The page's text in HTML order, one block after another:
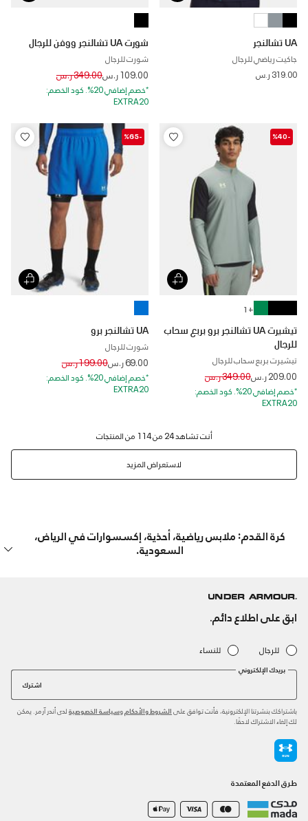
UA تشالنجر
جاكيت رياضي للرجال
319.00 ر.س
شورت UA تشالنجر ووفن للرجال
شورت للرجال
109.00 ر.س Price reduced from
349.00 ر.س to
*خصم إضافي 20%. كود الخصم:
EXTRA20
-%40
+ 1
تيشيرت UA تشالنجر برو بربع سحاب
للرجال
تيشيرت بربع سحاب للرجال
209.00 ر.س Price reduced from
349.00 ر.س to
*خصم إضافي 20%. كود الخصم:
EXTRA20
-%65
UA تشالنجر برو
شورت للرجال
69.00 ر.س Price reduced from
199.00 ر.س to
*خصم إضافي 20%. كود الخصم:
EXTRA20
‏‫أنت تشاهد 24 من 114 من المنتجات
لاستعراض المزيد
كرة القدم: ملابس رياضية، أحذية، إكسسوارات في الرياض،
السعودية.
ابق على اطلاع دائم.
للرجال للنساء
بريدك الإلكتروني
اشترك
باشتراكك بنشرتنا الإلكترونية، فأنت توافق على الشروط والأحكام وسياسة الخصوصية لدى أندر آرمر. يمكن
لك إلغاء الاشتراك لاحقًا.
طرق الدفع المعتمدة